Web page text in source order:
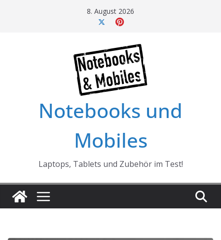
8. August 2026
Notebooks und
Mobiles
Laptops, Tablets und Zubehör im Test!